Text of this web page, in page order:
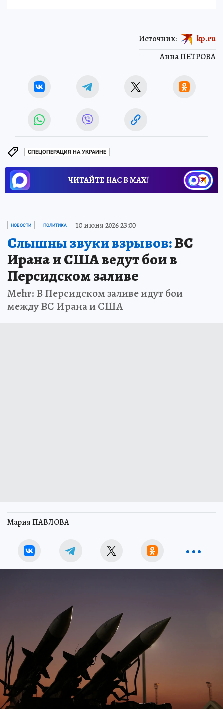
Анна ПЕТРОВА
Источник: kp.ru
СПЕЦОПЕРАЦИЯ НА УКРАИНЕ
ЧИТАЙТЕ НАС В МАХ!
НОВОСТИ ПОЛИТИКА 10 июня 2026 23:00
Слышны звуки взрывов:ВС
Ирана и США ведут бои в
Персидском заливе
Mehr: В Персидском заливе идут бои
между ВС Ирана и США
Мария ПАВЛОВА